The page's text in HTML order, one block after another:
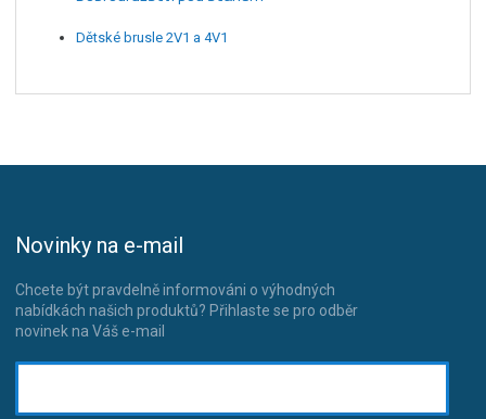
Dětské brusle 2V1 a 4V1
Novinky na e-mail
Chcete být pravdelně informováni o výhodných
nabídkách našich produktů? Přihlaste se pro odběr
novinek na Váš e-mail